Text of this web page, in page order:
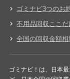
ゴミナビ3つのお
不用品回収ここ
全国の回収金額相
ゴミナビ！は、日本